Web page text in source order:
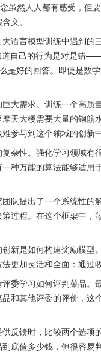
虽然人人都有感受，但
义。
语言模型训练中遇到
自己的行为是对是错
是好的回答。即使是数
大需求。训练一个高
天大楼需要大量的钢
参与到这个领域的创新中
杂性。强化学习领域
种万能的算法能够适
队提出了一个系统性
过程。在这个框架中
新是如何构建奖励模
更加灵活和全面：通过
委学习如何评判菜品
和其他评委的评价，这
反馈时，比较两个选
底值多少钱，但很容